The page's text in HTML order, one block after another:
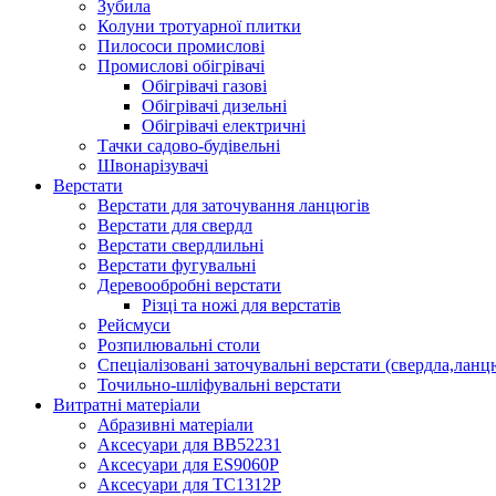
Зубила
Колуни тротуарної плитки
Пилососи промислові
Промислові обігрівачі
Обігрівачі газові
Обігрівачі дизельні
Обігрівачі електричні
Тачки садово-будівельні
Швонарізувачі
Верстати
Верстати для заточування ланцюгів
Верстати для свердл
Верстати свердлильні
Верстати фугувальні
Деревообробні верстати
Різці та ножі для верстатів
Рейсмуси
Розпилювальні столи
Спеціалізовані заточувальні верстати
Точильно-шліфувальні верстати
Витратні матеріали
Абразивні матеріали
Аксесуари для BB52231
Аксесуари для ES9060P
Аксесуари для TC1312P